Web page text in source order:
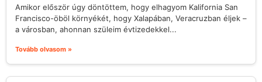
Amikor először úgy döntöttem, hogy elhagyom Kalifornia San
Francisco-öböl környékét, hogy Xalapában, Veracruzban éljek –
a városban, ahonnan szüleim évtizedekkel...
Tovább olvasom »